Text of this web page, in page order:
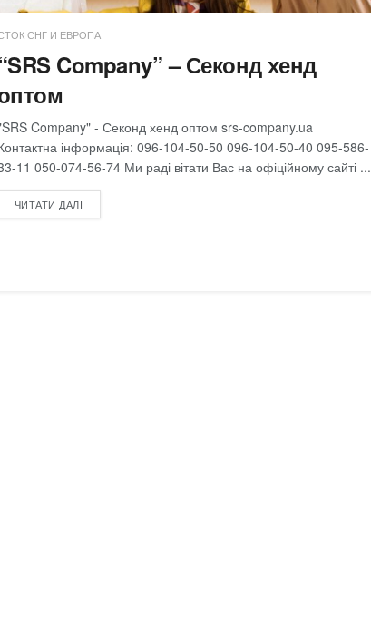
СНГ И ЕВРОПА
Company” – Секонд хенд
Company" - Секонд хенд оптом srs-company.ua
інформація: 096-104-50-50 096-104-50-40 095-586-
11 050-074-56-74 Ми раді вітати Вас на офіційному сайті ...
ЧИТАТИ ДАЛІ